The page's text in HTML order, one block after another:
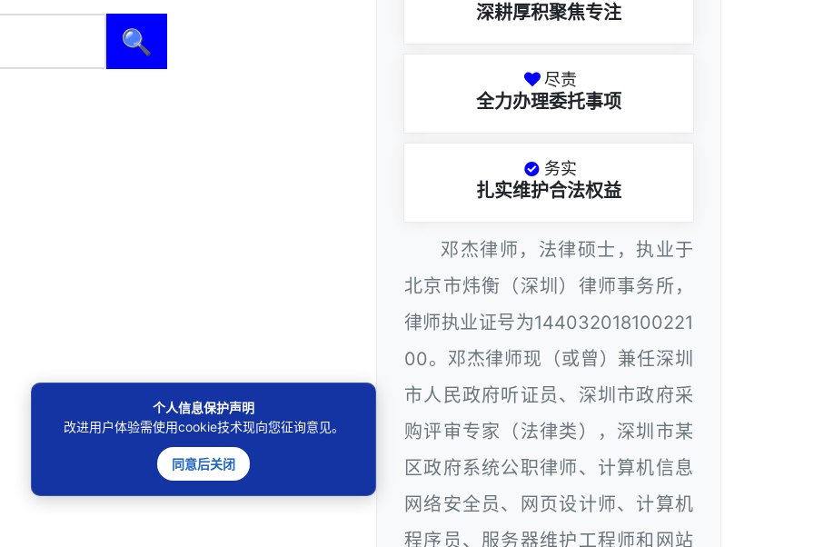
🔍
深耕厚积聚焦专注
尽责
全力办理委托事项
务实
扎实维护合法权益
邓杰律师，法律硕士，执业于
北京市炜衡（深圳）律师事务所，
律师执业证号为144032018100221
00。邓杰律师现（或曾）兼任深圳
市人民政府听证员、深圳市政府采
购评审专家（法律类），深圳市某
区政府系统公职律师、计算机信息
网络安全员、网页设计师、计算机
程序员、服务器维护工程师和网站
个人信息保护声明
改进用户体验需使用cookie技术现向您征询意见。
同意后关闭